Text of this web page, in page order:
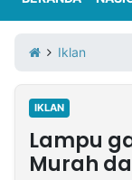
Iklan
Berita
Kami
Nasional
International
Olahraga
Entertainment
Daerah
Pariwisata
Kuliner
Kolom
Iklan
IKLAN
Lampu
Murah